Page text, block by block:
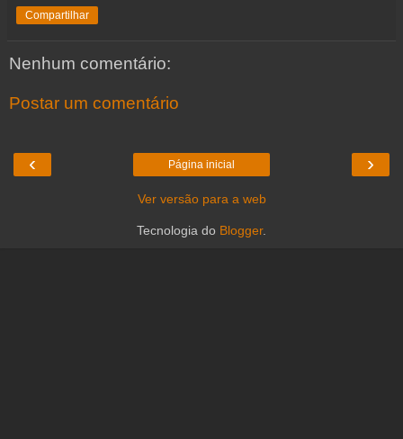
Compartilhar
Nenhum comentário:
Postar um comentário
‹ ›
Página inicial
Ver versão para a web
Tecnologia do Blogger.